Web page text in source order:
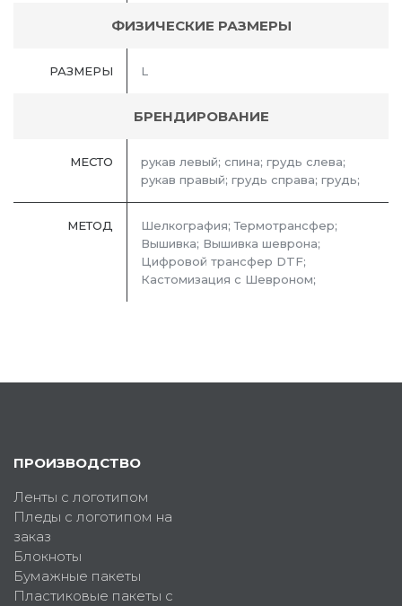
ФИЗИЧЕСКИЕ РАЗМЕРЫ
РАЗМЕРЫ L
БРЕНДИРОВАНИЕ
МЕСТО
рукав левый; спина; грудь слева;
рукав правый; грудь справа; грудь;
МЕТОД
Шелкография; Термотрансфер;
Вышивка; Вышивка шеврона;
Цифровой трансфер DTF;
Кастомизация с Шевроном;
ПРОИЗВОДСТВО
Ленты с логотипом
Пледы с логотипом на
заказ
Блокноты
Бумажные пакеты
Пластиковые пакеты с